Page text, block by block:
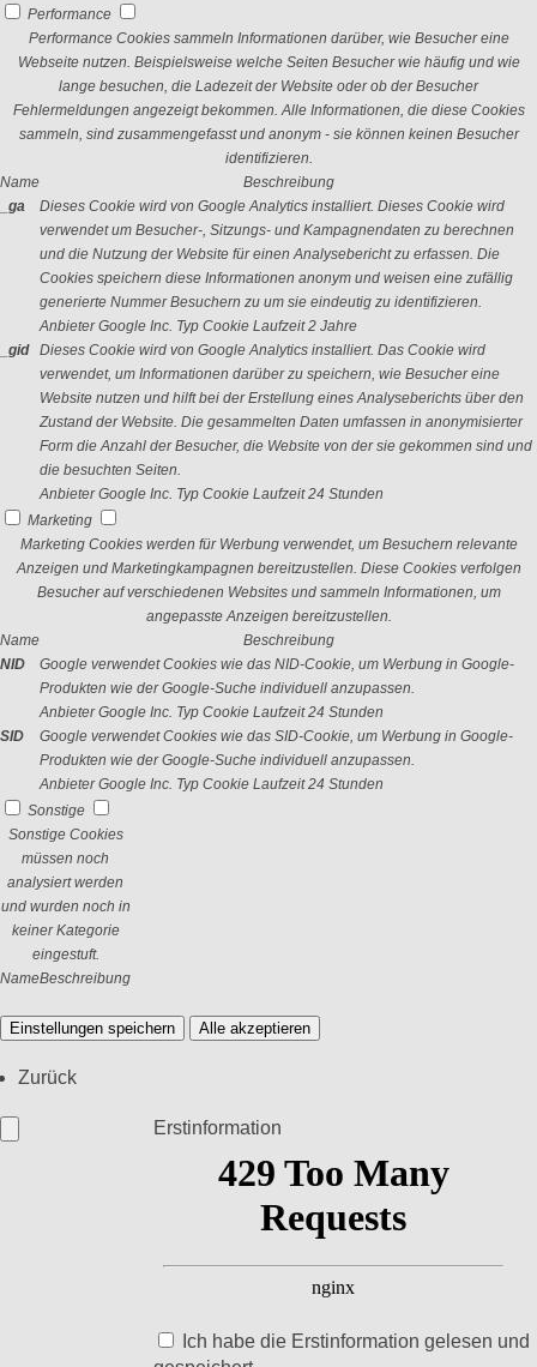
Performance
Performance Cookies sammeln Informationen darüber, wie Besucher eine
Webseite nutzen. Beispielsweise welche Seiten Besucher wie häufig und wie
lange besuchen, die Ladezeit der Website oder ob der Besucher
Fehlermeldungen angezeigt bekommen. Alle Informationen, die diese Cookies
sammeln, sind zusammengefasst und anonym - sie können keinen Besucher
identifizieren.
Name
Beschreibung
_ga
Dieses Cookie wird von Google Analytics installiert. Dieses Cookie wird
verwendet um Besucher-, Sitzungs- und Kampagnendaten zu berechnen
und die Nutzung der Website für einen Analysebericht zu erfassen. Die
Cookies speichern diese Informationen anonym und weisen eine zufällig
generierte Nummer Besuchern zu um sie eindeutig zu identifizieren.
Anbieter Google Inc. Typ Cookie Laufzeit 2 Jahre
_gid
Dieses Cookie wird von Google Analytics installiert. Das Cookie wird
verwendet, um Informationen darüber zu speichern, wie Besucher eine
Website nutzen und hilft bei der Erstellung eines Analyseberichts über den
Zustand der Website. Die gesammelten Daten umfassen in anonymisierter
Form die Anzahl der Besucher, die Website von der sie gekommen sind und
die besuchten Seiten.
Anbieter Google Inc. Typ Cookie Laufzeit 24 Stunden
Marketing
Marketing Cookies werden für Werbung verwendet, um Besuchern relevante
Anzeigen und Marketingkampagnen bereitzustellen. Diese Cookies verfolgen
Besucher auf verschiedenen Websites und sammeln Informationen, um
angepasste Anzeigen bereitzustellen.
Name
Beschreibung
NID
Google verwendet Cookies wie das NID-Cookie, um Werbung in Google-
Produkten wie der Google-Suche individuell anzupassen.
Anbieter Google Inc. Typ Cookie Laufzeit 24 Stunden
SID
Google verwendet Cookies wie das SID-Cookie, um Werbung in Google-
Produkten wie der Google-Suche individuell anzupassen.
Anbieter Google Inc. Typ Cookie Laufzeit 24 Stunden
Sonstige
Sonstige Cookies
müssen noch
analysiert werden
und wurden noch in
keiner Kategorie
eingestuft.
NameBeschreibung
Einstellungen speichern Alle akzeptieren
Zurück
Erstinformation
Ich habe die Erstinformation gelesen und